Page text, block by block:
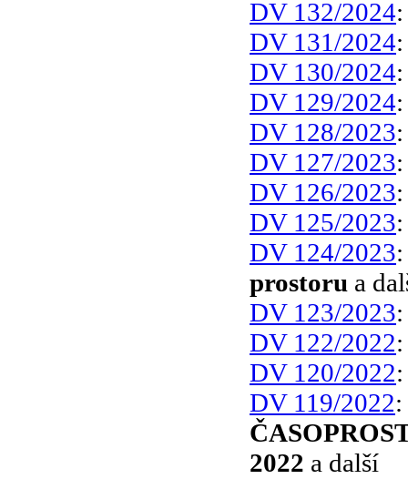
DV 132/2024
DV 131/2024
DV 130/2024
DV 129/2024
DV 128/2023
DV 127/2023
DV 126/2023
DV 125/2023
DV 124/2023
prostoru a
DV 123/2023
DV 122/2022
DV 120/2022
DV 119/2022:
2022 a další